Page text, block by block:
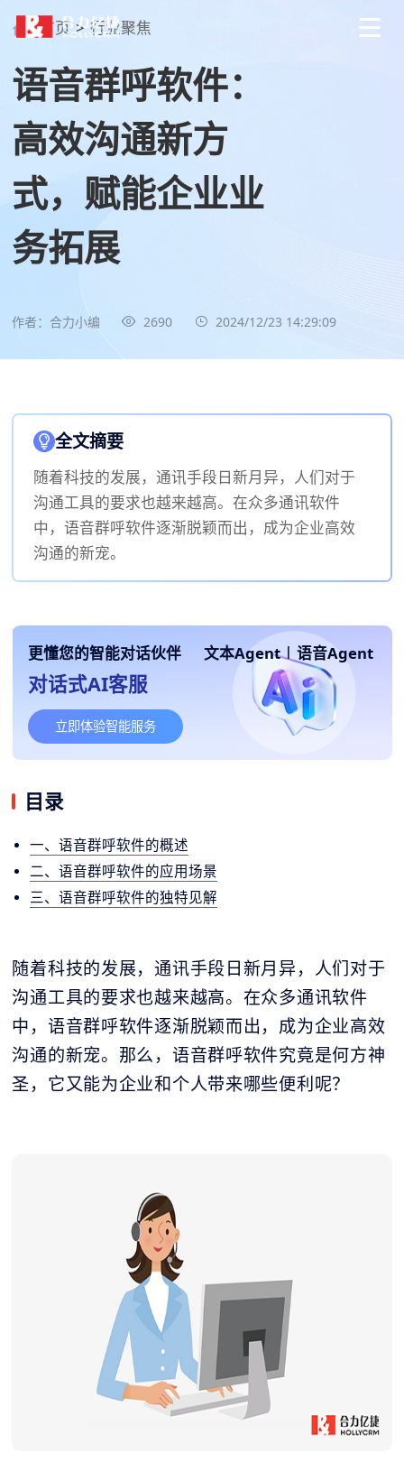
首页 > 行业聚焦
语音群呼软件：
高效沟通新方
式，赋能企业业
务拓展
作者：合力小编 2690 2024/12/23 14:29:09
全文摘要
随着科技的发展，通讯手段日新月异，人们对于
沟通工具的要求也越来越高。在众多通讯软件
中，语音群呼软件逐渐脱颖而出，成为企业高效
沟通的新宠。
更懂您的智能对话伙伴 文本Agent | 语音Agent
对话式AI客服
立即体验智能服务
目录
一、语音群呼软件的概述
二、语音群呼软件的应用场景
三、语音群呼软件的独特见解
随着科技的发展，通讯手段日新月异，人们对于
沟通工具的要求也越来越高。在众多通讯软件
中，语音群呼软件逐渐脱颖而出，成为企业高效
沟通的新宠。那么，语音群呼软件究竟是何方神
圣，它又能为企业和个人带来哪些便利呢？